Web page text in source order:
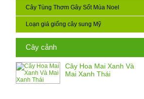
Cây Tùng Thơm Gây Sốt Mùa Noel
Loạn giá giống cây sung Mỹ
Cây cảnh
Cây Hoa Mai Xanh Và
Mai Xanh Thái